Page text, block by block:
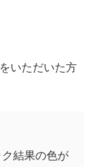
いただいた方
結果の色が